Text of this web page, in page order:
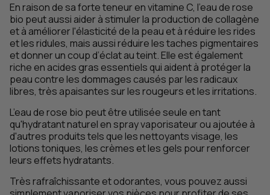
En raison de sa forte teneur en vitamine C, l'eau de rose
bio peut aussi aider à stimuler la production de collagène
et à améliorer l'élasticité de la peau et à réduire les rides
et les ridules, mais aussi réduire les taches pigmentaires
et donner un coup d’éclat au teint. Elle est également
riche en acides gras essentiels qui aident à protéger la
peau contre les dommages causés par les radicaux
libres, très apaisantes sur les rougeurs et les irritations.
L’eau de rose bio peut être utilisée seule en tant
qu'hydratant naturel en spray vaporisateur ou ajoutée à
d'autres produits tels que les nettoyants visage, les
lotions toniques, les crèmes et les gels pour renforcer
leurs effets hydratants.
Très rafraîchissante et odorantes, vous pouvez aussi